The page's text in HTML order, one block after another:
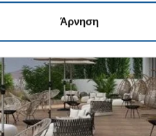
Άρνηση